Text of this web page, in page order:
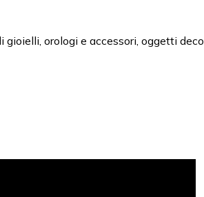
orologi e accessori, oggetti